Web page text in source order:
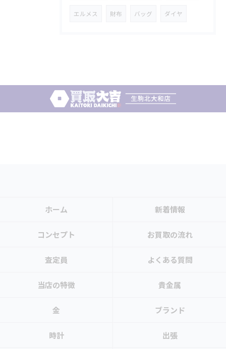
エルメス 財布 バッグ ダイヤ
ホーム 新着情報
コンセプト お買取の流れ
査定員 よくある質問
当店の特徴 貴金属
金 ブランド
時計 出張